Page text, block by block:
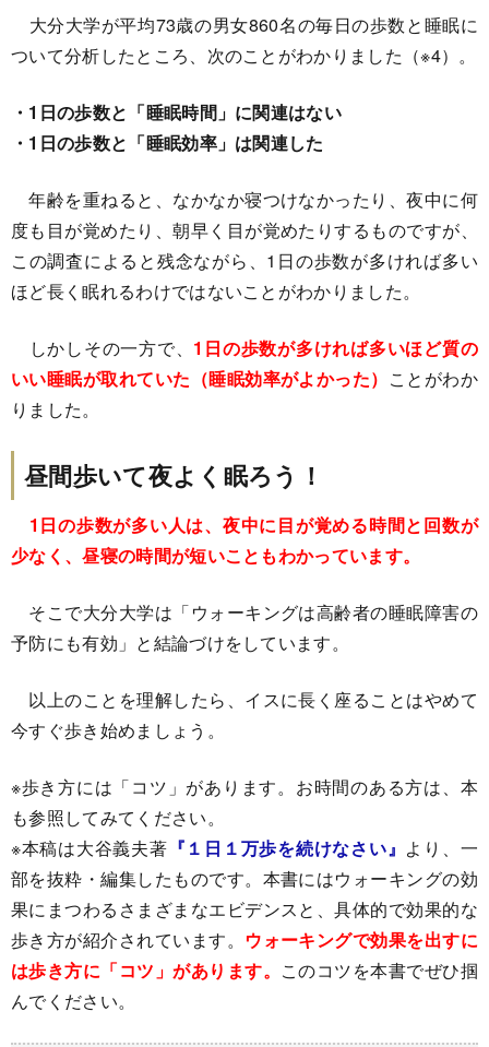
大分大学が平均73歳の男女860名の毎日の歩数と睡眠に
ついて分析したところ、次のことがわかりました（※4）。
・1日の歩数と「睡眠時間」に関連はない
・1日の歩数と「睡眠効率」は関連した
年齢を重ねると、なかなか寝つけなかったり、夜中に何
度も目が覚めたり、朝早く目が覚めたりするものですが、
この調査によると残念ながら、1日の歩数が多ければ多い
ほど長く眠れるわけではないことがわかりました。
しかしその一方で、 1日の歩数が多ければ多いほど質の
いい睡眠が取れていた（睡眠効率がよかった） ことがわか
りました。
昼間歩いて夜よく眠ろう！
1日の歩数が多い人は、夜中に目が覚める時間と回数が
少なく、昼寝の時間が短いこともわかっています。
そこで大分大学は「ウォーキングは高齢者の睡眠障害の
予防にも有効」と結論づけをしています。
以上のことを理解したら、イスに長く座ることはやめて
今すぐ歩き始めましょう。
※歩き方には「コツ」があります。お時間のある方は、本
も参照してみてください。
※本稿は大谷義夫著 『１日１万歩を続けなさい』 より、一
部を抜粋・編集したものです。本書にはウォーキングの効
果にまつわるさまざまなエビデンスと、具体的で効果的な
歩き方が紹介されています。 ウォーキングで効果を出すに
は歩き方に「コツ」があります。 このコツを本書でぜひ掴
んでください。